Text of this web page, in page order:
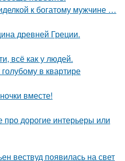
к богатому мужчине …
древней Греции.
всё как у людей.
в квартире
вместе!
про дорогие интерьеры или
вествуд появилась на свет